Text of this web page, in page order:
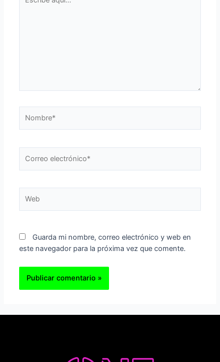
aquí...
electrónico*
Guarda mi nombre, correo electrónico y web en
este navegador para la próxima vez que comente.